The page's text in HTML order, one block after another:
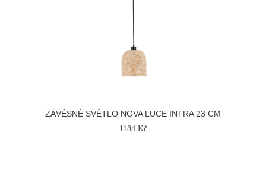
ZÁVĚSNÉ SVĚTLO NOVA LUCE INTRA 23 CM
1184 Kč